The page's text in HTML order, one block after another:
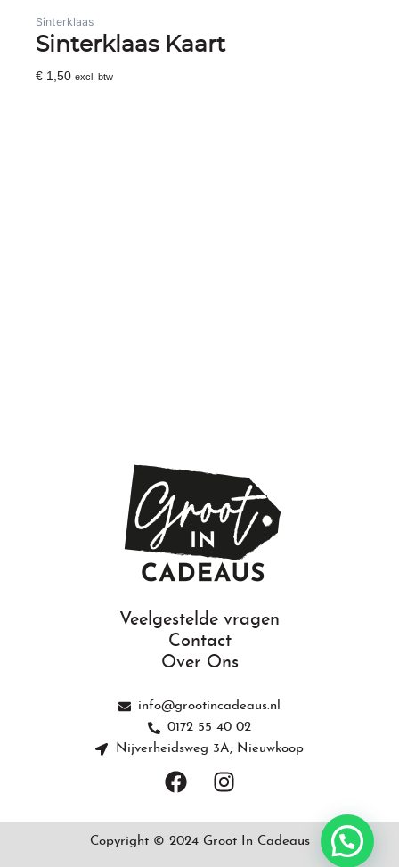
Sinterklaas
Sinterklaas Kaart
€ 1,50 excl. btw
Veelgestelde vragen
Contact
Over Ons
info@grootincadeaus.nl
0172 55 40 02
Nijverheidsweg 3A, Nieuwkoop
F
a
e
I
n
t
Copyright © 2024 Groot In Cadeaus